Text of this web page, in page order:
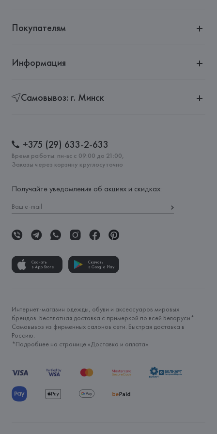
Покупателям
Информация
Самовывоз: г. Минск
+375 (29) 633-2-633
Время работы: пн-вс с 09:00 до 21:00,
Заказы через корзину круглосуточно
Получайте уведомления об акциях и скидках:
Скачать
в App Store
Скачать
в Google Play
Интернет-магазин одежды, обуви и аксессуаров мировых
брендов. Бесплатная доставка с примеркой по всей Беларуси*.
Самовывоз из фирменных салонов сети. Быстрая доставка в
Россию.
*Подробнее на странице «Доставка и оплата»